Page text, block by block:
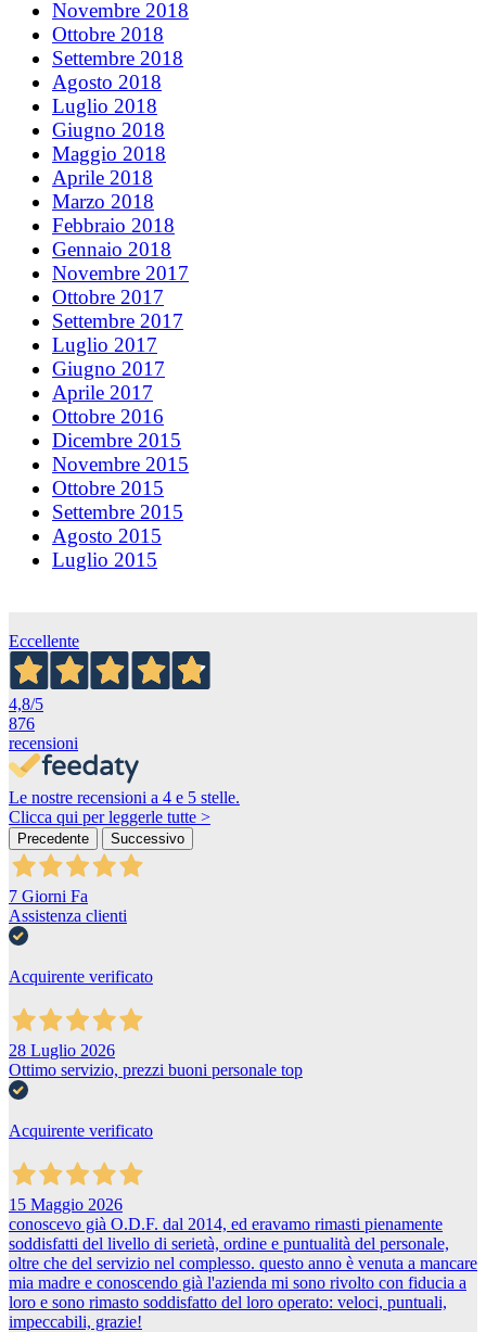
Novembre 2018
Ottobre 2018
Settembre 2018
Agosto 2018
Luglio 2018
Giugno 2018
Maggio 2018
Aprile 2018
Marzo 2018
Febbraio 2018
Gennaio 2018
Novembre 2017
Ottobre 2017
Settembre 2017
Luglio 2017
Giugno 2017
Aprile 2017
Ottobre 2016
Dicembre 2015
Novembre 2015
Ottobre 2015
Settembre 2015
Agosto 2015
Luglio 2015
Eccellente
4,8/5
876
recensioni
Le nostre recensioni a 4 e 5 stelle.
Clicca qui per leggerle tutte >
Precedente Successivo
7 Giorni Fa
Assistenza clienti
Acquirente verificato
28 Luglio 2026
Ottimo servizio, prezzi buoni personale top
Acquirente verificato
15 Maggio 2026
conoscevo già O.D.F. dal 2014, ed eravamo rimasti pienamente
soddisfatti del livello di serietà, ordine e puntualità del personale,
oltre che del servizio nel complesso. questo anno è venuta a mancare
mia madre e conoscendo già l'azienda mi sono rivolto con fiducia a
loro e sono rimasto soddisfatto del loro operato: veloci, puntuali,
impeccabili, grazie!